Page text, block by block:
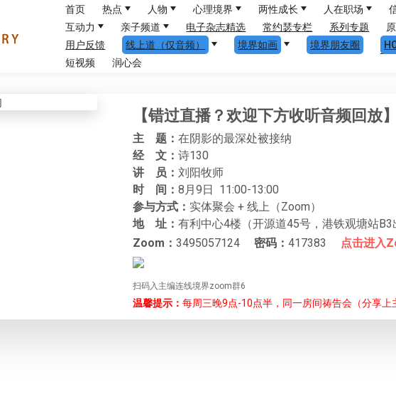
首页 热点 人物 心理境界 两性成长 人在职场
互动力
亲子频道 电子杂志精选 常约瑟专栏 系列专题
用户反馈
线上道（仅音频） 境界如画 境界朋友圈
短视频
润心会
【错过直播？欢迎下方收听音频回放】
主 题： 在阴影的最深处被接纳
经 文： 诗130
讲 员： 刘阳牧师
时 间： 8月9日 11:00-13:00
参与方式： 实体聚会 + 线上（Zoom）
地 址： 有利中心4楼（开源道45号，港铁观塘站B3
Zoom： 3495057124 密码： 417383 点击进入
扫码入主编连线境界zoom群6
温馨提示： 每周三晚9点-10点半，同一房间祷告会（分享上